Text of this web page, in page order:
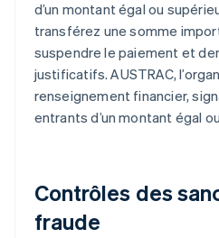
d’un montant égal ou
transférez une somme
suspendre le paiement et
justificatifs. AUSTRAC,
renseignement financier,
entrants d’un montant égal
Contrôles des
fraude